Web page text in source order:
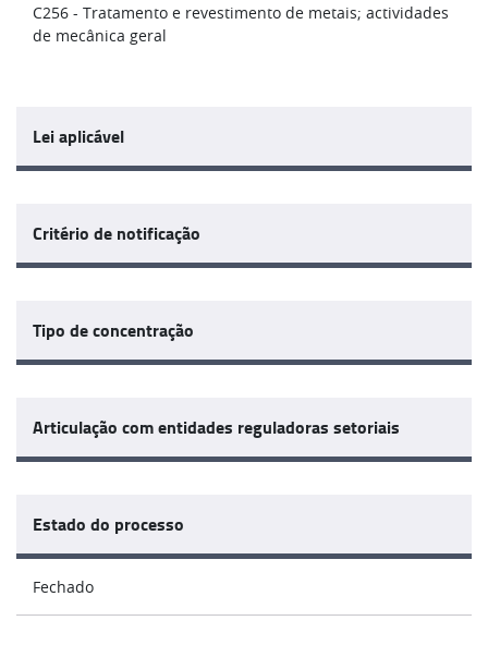
C256 - Tratamento e revestimento de metais; actividades
de mecânica geral
Lei aplicável
Critério de notificação
Tipo de concentração
Articulação com entidades reguladoras setoriais
Estado do processo
Fechado